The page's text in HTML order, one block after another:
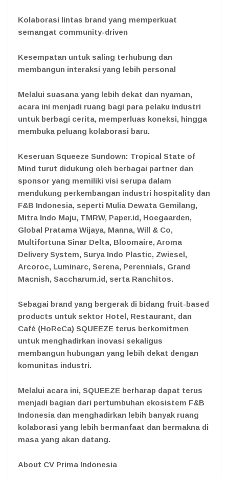
Kolaborasi lintas brand yang memperkuat
semangat community-driven
Kesempatan untuk saling terhubung dan
membangun interaksi yang lebih personal
Melalui suasana yang lebih dekat dan nyaman,
acara ini menjadi ruang bagi para pelaku industri
untuk berbagi cerita, memperluas koneksi, hingga
membuka peluang kolaborasi baru.
Keseruan Squeeze Sundown: Tropical State of
Mind turut didukung oleh berbagai partner dan
sponsor yang memiliki visi serupa dalam
mendukung perkembangan industri hospitality dan
F&B Indonesia, seperti Mulia Dewata Gemilang,
Mitra Indo Maju, TMRW, Paper.id, Hoegaarden,
Global Pratama Wijaya, Manna, Will & Co,
Multifortuna Sinar Delta, Bloomaire, Aroma
Delivery System, Surya Indo Plastic, Zwiesel,
Arcoroc, Luminarc, Serena, Perennials, Grand
Macnish, Saccharum.id, serta Ranchitos.
Sebagai brand yang bergerak di bidang fruit-based
products untuk sektor Hotel, Restaurant, dan
Café (HoReCa) SQUEEZE terus berkomitmen
untuk menghadirkan inovasi sekaligus
membangun hubungan yang lebih dekat dengan
komunitas industri.
Melalui acara ini, SQUEEZE berharap dapat terus
menjadi bagian dari pertumbuhan ekosistem F&B
Indonesia dan menghadirkan lebih banyak ruang
kolaborasi yang lebih bermanfaat dan bermakna di
masa yang akan datang.
About CV Prima Indonesia